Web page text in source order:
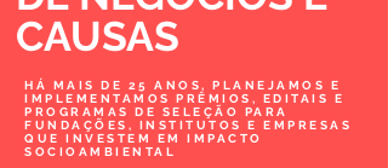
CAUSAS
HÁ MAIS DE 25 ANOS, PLANEJAMOS E
IMPLEMENTAMOS PRÊMIOS, EDITAIS E
PROGRAMAS DE SELEÇÃO PARA
FUNDAÇÕES, INSTITUTOS E EMPRESAS
QUE INVESTEM EM IMPACTO
SOCIOAMBIENTAL